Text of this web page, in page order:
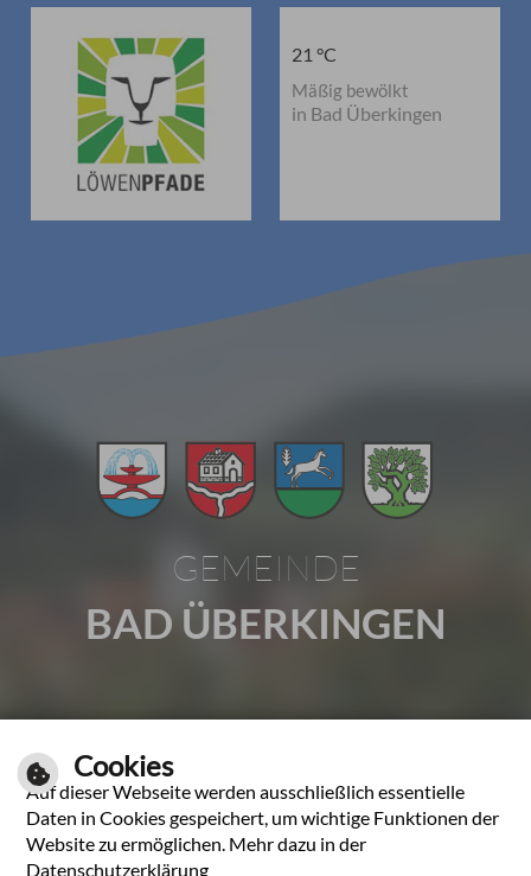
21 °C
Mäßig bewölkt
in Bad Überkingen
GEMEINDE
BAD ÜBERKINGEN
Tel.: 07331 2009-0 | Fax: 07331 2009-37
E-Mail schreiben
Unsere Öffnungszeiten
Cookies
Auf dieser Webseite werden ausschließlich essentielle
Daten in Cookies gespeichert, um wichtige Funktionen der
Website zu ermöglichen. Mehr dazu in der
Datenschutzerklärung